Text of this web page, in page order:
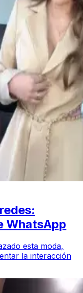
WhatsApp
esta moda,
la interacción